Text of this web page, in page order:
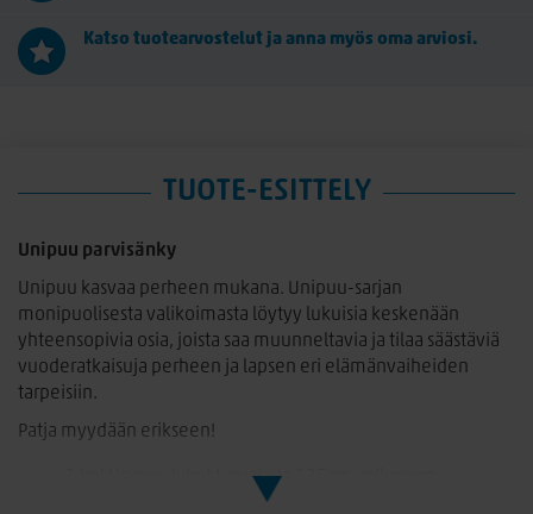
Katso tuotearvostelut ja anna myös oma arviosi.
TUOTE-ESITTELY
Unipuu parvisänky
Unipuu kasvaa perheen mukana. Unipuu-sarjan
monipuolisesta valikoimasta löytyy lukuisia keskenään
yhteensopivia osia, joista saa muunneltavia ja tilaa säästäviä
vuoderatkaisuja perheen ja lapsen eri elämänvaiheiden
tarpeisiin.
Patja myydään erikseen!
1 kpl Unipuu lyhyt turvalaita 135cm valkoinen
1 kpl Unipuu pitkä turvalaita 175cm